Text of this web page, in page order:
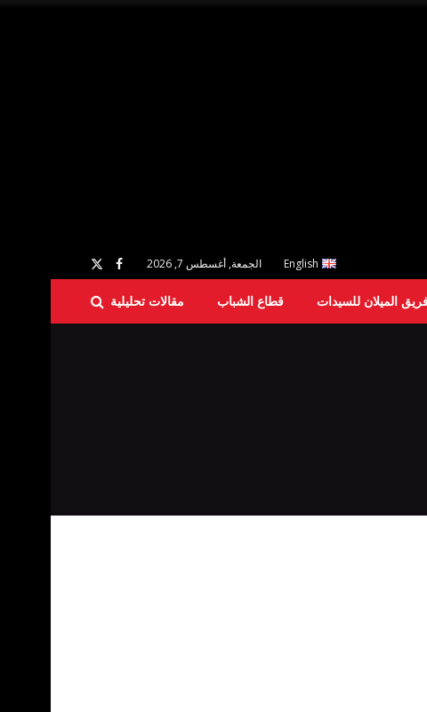
English الجمعة, أغسطس 7, 2026
الميلان للسيدات قطاع الشباب مقالات تحليلية